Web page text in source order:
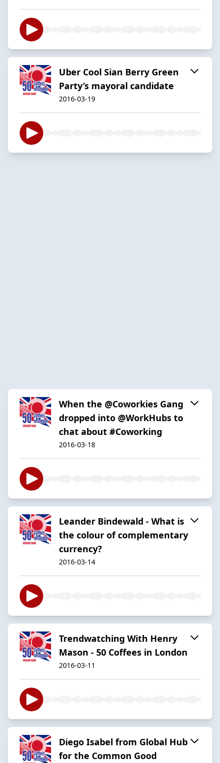
Uber Cool Sian Berry Green
Party’s mayoral candidate
2016-03-19
When the @Coworkies Gang
dropped into @WorkHubs to
chat about #Coworking
2016-03-18
Leander Bindewald - What is
the colour of complementary
currency?
2016-03-14
Trendwatching With Henry
Mason - 50 Coffees in London
2016-03-11
Diego Isabel from Global Hub
for the Common Good